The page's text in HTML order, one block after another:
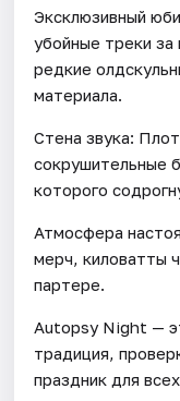
Эксклюзивный
убойные треки
редкие
материала.
Стена звука:
сокрушительные
которого
Атмосфера
мерч, киловатты
партере.
Autopsy Night —
традиция,
праздник для